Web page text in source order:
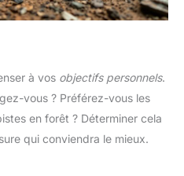
à vos objectifs personnels.
vous ? Préférez-vous les
en forêt ? Déterminer cela
qui conviendra le mieux.